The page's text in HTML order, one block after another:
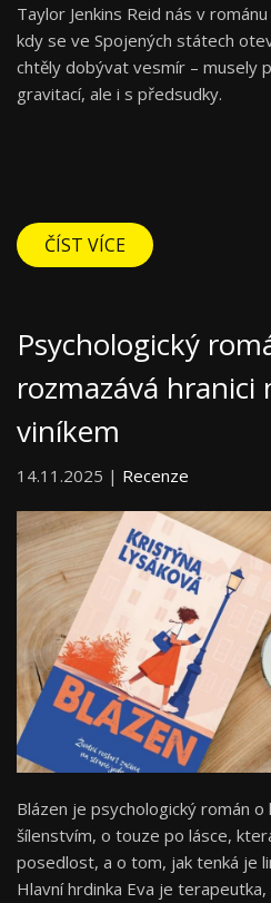
Taylor Jenkins Reid nás v románu
kdy se ve Spojených státech
chtěly dobývat vesmír – musely
gravitací, ale i s předsudky.
ČÍST VÍCE
Psychologický
rozmazává hranici
viníkem
14.11.2025 | Recenze
Blázen je psychologický román
šílenstvím, o touze po lásce,
posedlost, a o tom, jak tenká je
Hlavní hrdinka Eva je